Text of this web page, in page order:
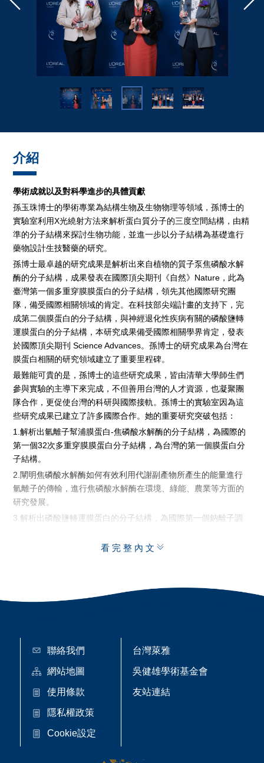
介紹
學術成就以及對科學進步的具體貢獻
孫玉珠博士的學術專業為結構生物及生物物理等領域，孫博士的
實驗室利用X光繞射方法來解析蛋白質分子的三度空間結構，由精
準的分子結構來探討生物功能，並進一步以分子結構為基礎進行
藥物設計生技醫藥的研究。
孫博士最卓越的研究成果是解析出來自植物的質子泵焦磷酸水解
酶的分子結構，成果發表在國際頂尖期刊《自然》Nature，此為
臺灣第一個多重穿膜膜蛋白的分子結構，領先其他國際研究團
隊，備受國際相關領域的肯定。在科技部尖端計畫的支持下，完
成第二個膜蛋白的分子結構，與神經退化性疾病有關的磷酸鹽轉
運膜蛋白的分子結構，本研究成果備受國際相關學界肯定，發表
於國際頂尖期刊 Science Advances。孫博士的研究成果為台灣在
膜蛋白相關的研究領域建立了重要里程碑。
最難能可貴的是，孫博士的這些研究成果，皆由清華大學師生們
參與實驗的主導下來完成，不但善用台灣的人才資源，也凝聚團
隊合作，更促使台灣的科研與國際接軌。孫博士的實驗室因為這
些研究成果已建立了許多國際合作。她的重要研究突破包括：
1.解析出氫離子幫浦膜蛋白-焦磷酸水解酶的分子結構，為國際的
第一個32次多重穿膜膜蛋白分子結構，為台灣的第一個膜蛋白分
子結構。
2.闡明焦磷酸水解酶如何有效利用代謝副產物所產生的能量進行
氫離子的傳輸，進行焦磷酸水解酶在環境、綠能、農業等方面的
研究發展。
3.解析出磷酸鹽轉運膜蛋白的分子結構，為國際第一個鈉離子調
4.闡明磷酸鹽轉運膜蛋白造成人類腦鈣化而引起神經退化性病變
功能蛋白及毒素蛋白)，供研究胃幽門螺旋桿菌的醫師科學家用於
臨床醫學研究。
對台灣社會的具體貢獻
提昇台灣在國際學術界的聲望
里程碑，提升了台灣在結構生物相關的研究，以及在國際學術界
的聲望。孫博士的工作拓展台灣國家實驗室同步輻射於生物膜蛋
能量。孫博士的膜蛋白焦磷酸水解酶的研究工作發表後，與英國
里茲大學Goldman教授的實驗室建立國際合作，由原先的競爭關
看完整內文
聯絡我們
網站地圖
使用條款
隱私權政策
Cookie設定
台灣萊雅
吳健雄學術基金會
友站連結